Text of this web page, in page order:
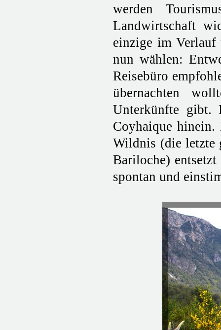
werden
Landwirtschaft
einzige im Verlauf
nun wählen:
Reisebüro
übernachten
Unterkünfte gibt.
Coyhaique
Wildnis (die letzte
Bariloche) entsetzt
spontan und